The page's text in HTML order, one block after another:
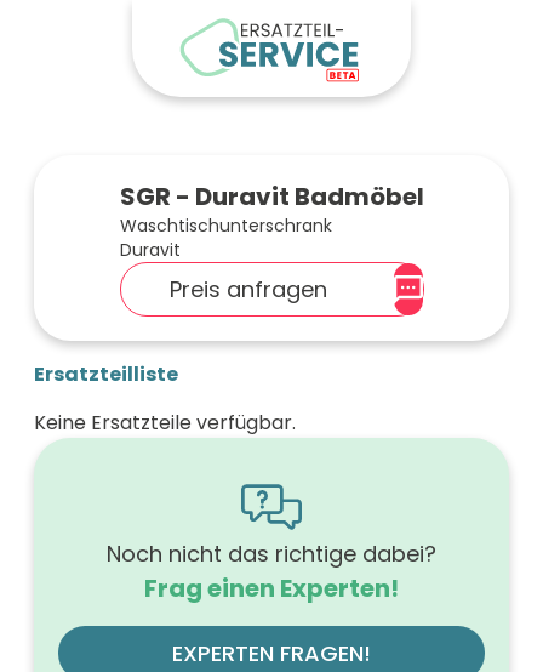
SGR - Duravit Badmöbel
Waschtischunterschrank
Duravit
Preis anfragen
Ersatzteilliste
Keine Ersatzteile verfügbar.
Noch nicht das richtige dabei?
Frag einen Experten!
EXPERTEN FRAGEN!